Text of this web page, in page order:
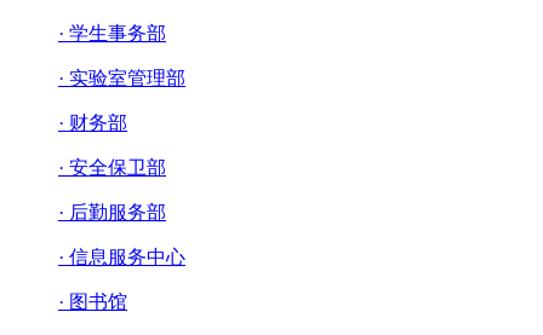
· 学生事务部
· 实验室管理部
· 财务部
· 安全保卫部
· 后勤服务部
· 信息服务中心
· 图书馆